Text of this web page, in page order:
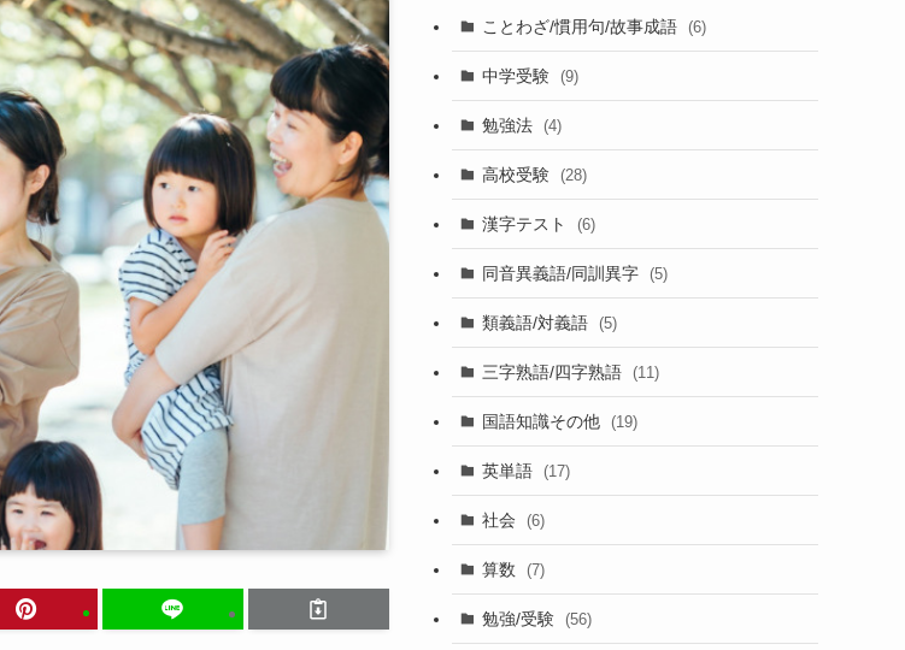
ことわざ/慣用句/故事成語 (6)
中学受験 (9)
勉強法 (4)
高校受験 (28)
漢字テスト (6)
同音異義語/同訓異字 (5)
類義語/対義語 (5)
三字熟語/四字熟語 (11)
国語知識その他 (19)
英単語 (17)
社会 (6)
算数 (7)
勉強/受験 (56)